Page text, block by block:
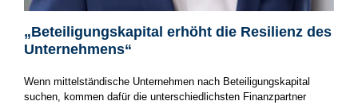
„Beteiligungskapital erhöht die Resilienz des
Unternehmens“
Wenn mittelständische Unternehmen nach Beteiligungskapital
suchen, kommen dafür die unterschiedlichsten Finanzpartner